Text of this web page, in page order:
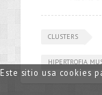
CLUSTERS
HIPERTROFIA
Este sitio usa cookies